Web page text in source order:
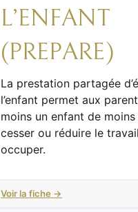
L’ENFANT
(PREPARE)
La prestation partagée
l’enfant permet aux
moins un enfant de
cesser ou réduire le
occuper.
Voir la fiche →